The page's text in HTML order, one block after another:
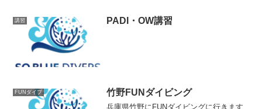
講習 PADI・OW講習
FUNダイブ 竹野FUNダイビング
兵庫県竹野にFUNダイビングに行きます